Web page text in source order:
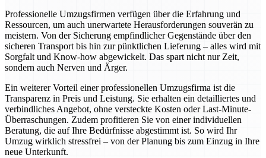
Professionelle Umzugsfirmen verfügen über die Erfahrung und
Ressourcen, um auch unerwartete Herausforderungen souverän zu
meistern. Von der Sicherung empfindlicher Gegenstände über den
sicheren Transport bis hin zur pünktlichen Lieferung – alles wird mit
Sorgfalt und Know-how abgewickelt. Das spart nicht nur Zeit,
sondern auch Nerven und Ärger.
Ein weiterer Vorteil einer professionellen Umzugsfirma ist die
Transparenz in Preis und Leistung. Sie erhalten ein detailliertes und
verbindliches Angebot, ohne versteckte Kosten oder Last-Minute-
Überraschungen. Zudem profitieren Sie von einer individuellen
Beratung, die auf Ihre Bedürfnisse abgestimmt ist. So wird Ihr
Umzug wirklich stressfrei – von der Planung bis zum Einzug in Ihre
neue Unterkunft.